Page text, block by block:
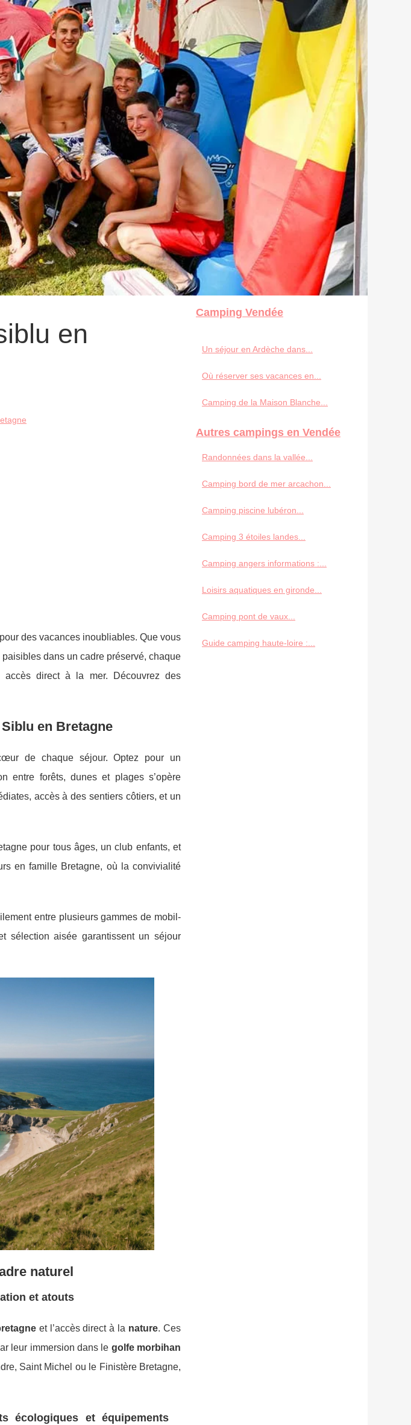
en
des vacances inoubliables. Que vous
dans un cadre préservé, chaque
direct à la mer. Découvrez des
en Bretagne
de chaque séjour. Optez pour un
entre forêts, dunes et plages s’opère
accès à des sentiers côtiers, et un
pour tous âges, un club enfants, et
en famille Bretagne, où la convivialité
entre plusieurs gammes de mobil-
sélection aisée garantissent un séjour
naturel
et atouts
et l’accès direct à la nature. Ces
leur immersion dans le golfe morbihan
Saint Michel ou le Finistère Bretagne,
écologiques et équipements
Camping Vendée
Un séjour en Ardèche dans...
Où réserver ses vacances en...
Camping de la Maison Blanche...
Autres campings en Vendée
Randonnées dans la vallée...
Camping bord de mer arcachon...
Camping piscine lubéron...
Camping 3 étoiles landes...
Camping angers informations :...
Loisirs aquatiques en gironde...
Camping pont de vaux...
Guide camping haute-loire :...